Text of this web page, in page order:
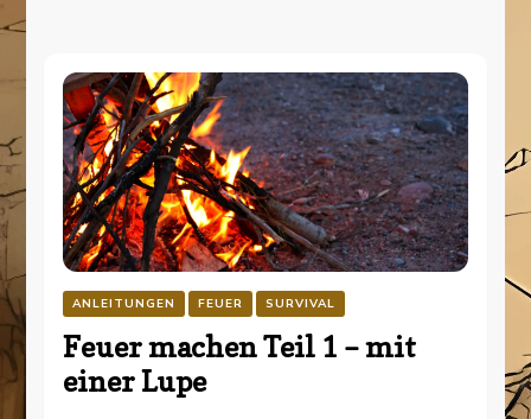
ANLEITUNGEN FEUER SURVIVAL
Feuer machen Teil 1 – mit
einer Lupe